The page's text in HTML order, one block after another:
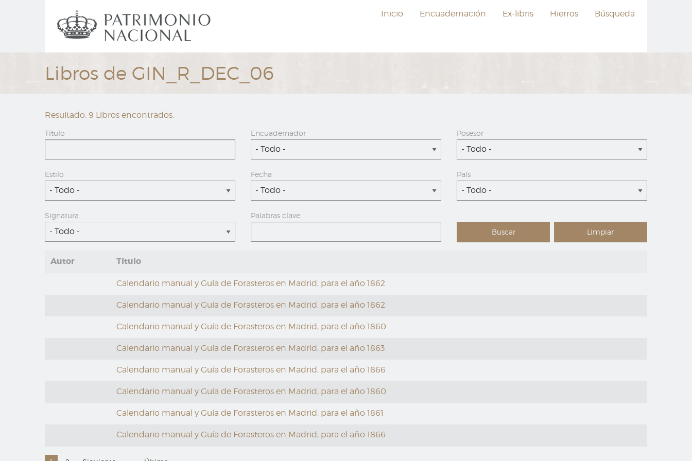
Navegación
principal
Inicio Encuadernación Ex-libris Hierros Búsqueda
Libros de GIN_R_DEC_06
Resultado: 9 Libros encontrados.
Título Encuadernador
- Todo -
Posesor
- Todo -
Estilo
- Todo -
Fecha
- Todo -
País
- Todo -
Signatura
- Todo -
Palabras clave
Autor Título
Calendario manual y Guía de Forasteros en Madrid, para el año 1862
Calendario manual y Guía de Forasteros en Madrid, para el año 1862
Calendario manual y Guía de Forasteros en Madrid, para el año 1860
Calendario manual y Guía de Forasteros en Madrid, para el año 1863
Calendario manual y Guía de Forasteros en Madrid, para el año 1866
Calendario manual y Guía de Forasteros en Madrid, para el año 1860
Calendario manual y Guía de Forasteros en Madrid, para el año 1861
Calendario manual y Guía de Forasteros en Madrid, para el año 1866